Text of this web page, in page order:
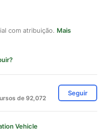
com atribuição. Mais
de 92,072
Seguir
Vehicle